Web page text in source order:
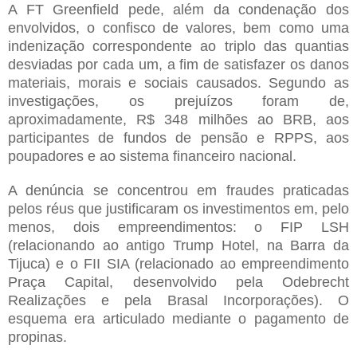
A FT Greenfield pede, além da condenação dos
envolvidos, o confisco de valores, bem como uma
indenização correspondente ao triplo das quantias
desviadas por cada um, a fim de satisfazer os danos
materiais, morais e sociais causados. Segundo as
investigações, os prejuízos foram de,
aproximadamente, R$ 348 milhões ao BRB, aos
participantes de fundos de pensão e RPPS, aos
poupadores e ao sistema financeiro nacional.
A denúncia se concentrou em fraudes praticadas
pelos réus que justificaram os investimentos em, pelo
menos, dois empreendimentos: o FIP LSH
(relacionando ao antigo Trump Hotel, na Barra da
Tijuca) e o FII SIA (relacionado ao empreendimento
Praça Capital, desenvolvido pela Odebrecht
Realizações e pela Brasal Incorporações). O
esquema era articulado mediante o pagamento de
propinas.